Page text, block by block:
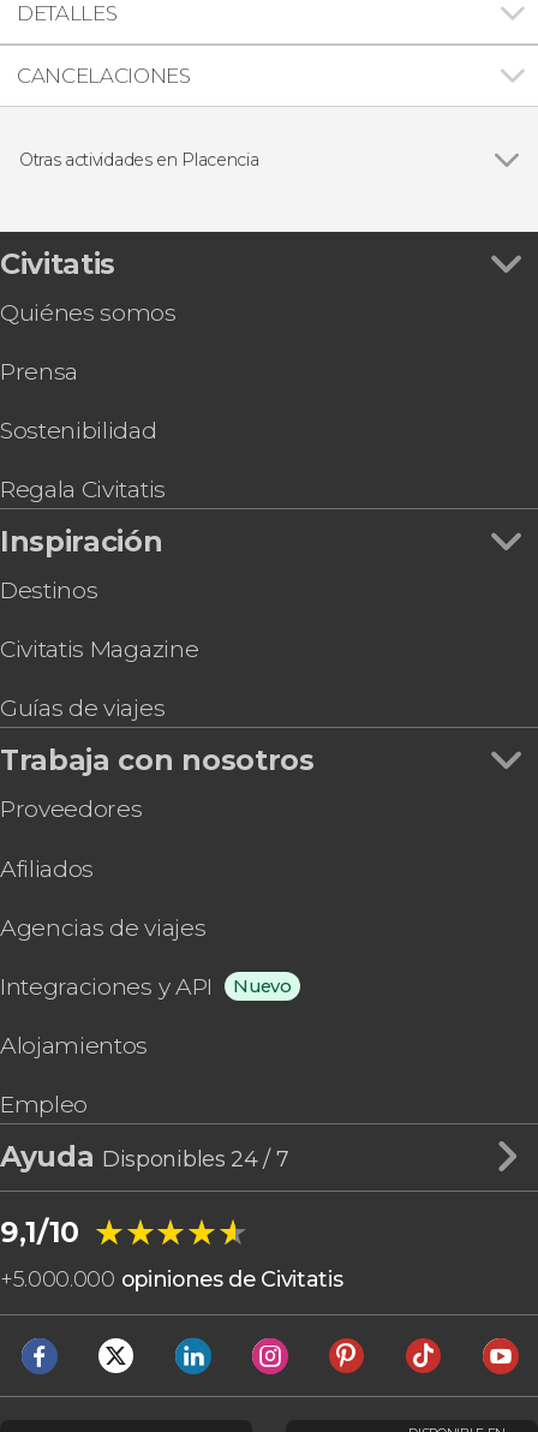
DETALLES
CANCELACIONES
Otras actividades en Placencia
Excursión al Parque Nacional Blue Hole + Cave
tubing
Cockscomb
Tour de la cultura garífuna
Civitatis
Quiénes somos
Prensa
Sostenibilidad
Regala Civitatis
Inspiración
Destinos
Civitatis Magazine
Guías de viajes
Trabaja con nosotros
Proveedores
Afiliados
Agencias de viajes
Integraciones y API Nuevo
Alojamientos
Empleo
Ayuda Disponibles 24 / 7
9,1/10 ★★★★★
★★★★★
+5.000.000 opiniones de Civitatis